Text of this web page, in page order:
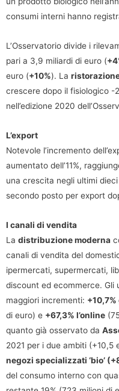
consumi interni hanno
L’Osservatorio divide i
pari a 3,9 miliardi di euro (
euro (+10%). La
crescere dopo il fisiologico -
nell’edizione 2020
L’export
Notevole l’incremento
aumentato dell’11%,
una crescita negli ultimi dieci
secondo posto per export
I canali di vendita
La distribuzione moderna
canali di vendita del
ipermercati, supermercati,
discount ed ecommerce. Gli
maggiori incrementi:
di euro) e +67,3% l’online
quanto già osservato da
2021 per i due ambiti (+10,5
negozi specializzati ‘bio’
del consumo interno con